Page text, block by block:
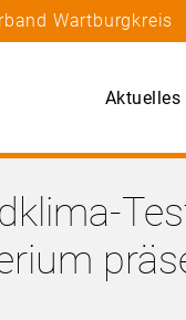
Wartburgkreis
Aktuelles